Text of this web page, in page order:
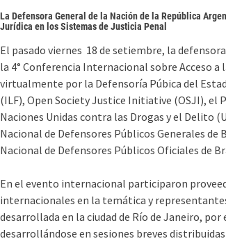
La Defensora General de la Nación de la República
Jurídica en los Sistemas de Justicia Penal
El pasado viernes 18 de setiembre, la
la 4° Conferencia Internacional sobre Acceso
virtualmente por la Defensoría Púbica del
(ILF), Open Society Justice Initiative (OSJI), el
Naciones Unidas contra las Drogas y el Delito
Nacional de Defensores Públicos Generales de
Nacional de Defensores Públicos Oficiales de
En el evento internacional participaron
internacionales en la temática y
desarrollada en la ciudad de Río de Janeiro,
desarrollándose en sesiones breves